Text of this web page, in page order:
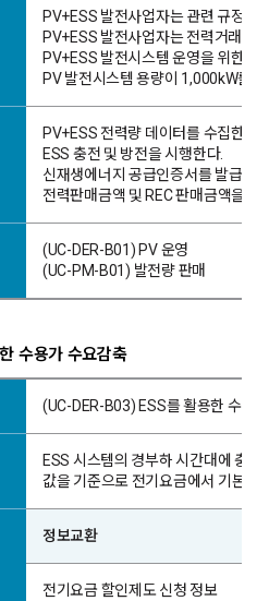
PV+ESS 발전사업자는 관련 규정에
PV+ESS 발전사업자는 전력거래소
PV+ESS 발전시스템 운영을 위한
PV 발전시스템 용량이 1,000kW를
PV+ESS 전력량 데이터를 수집한다.
ESS 충전 및 방전을 시행한다.
신재생에너지 공급인증서를 발급하
전력판매금액 및 REC 판매금액을 정
(UC-DER-B01) PV 운영
(UC-PM-B01) 발전량 판매
수용가 수요감축
(UC-DER-B03) ESS를 활용한 수용
ESS 시스템의 경부하 시간대에 충
값을 기준으로 전기요금에서 기본요
정보교환
전기요금 할인제도 신청 정보